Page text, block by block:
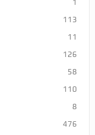
1
113
11
126
58
110
8
476